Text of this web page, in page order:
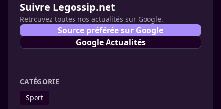
Suivre Legossip.net
Retrouvez toutes nos actualités sur Google.
Source préférée sur Google
Google Actualités
CATÉGORIE
Sport